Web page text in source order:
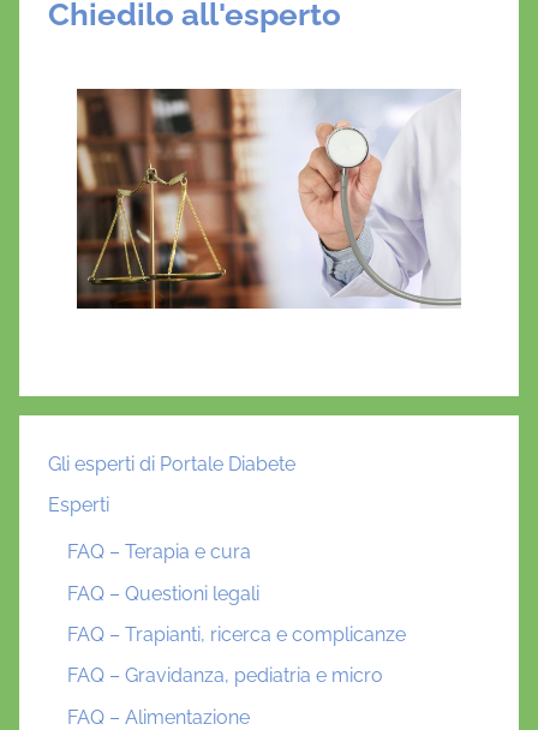
Chiedilo all'esperto
Gli esperti di Portale Diabete
Esperti
FAQ – Terapia e cura
FAQ – Questioni legali
FAQ – Trapianti, ricerca e complicanze
FAQ – Gravidanza, pediatria e micro
FAQ – Alimentazione